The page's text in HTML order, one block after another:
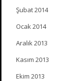
Şubat 2014
Ocak 2014
Aralık 2013
Kasım 2013
Ekim 2013